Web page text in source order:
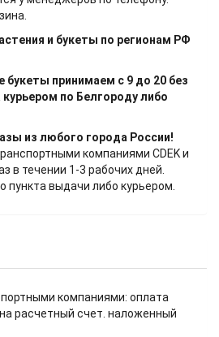
и букеты по регионам РФ
букеты принимаем с 9 до 20 без
по Белгороду либо
из любого города России!
компаниями CDEK и
в течении 1-3 рабочих дней.
пункта выдачи либо курьером.
компаниями: оплата
расчетный счет. наложенный